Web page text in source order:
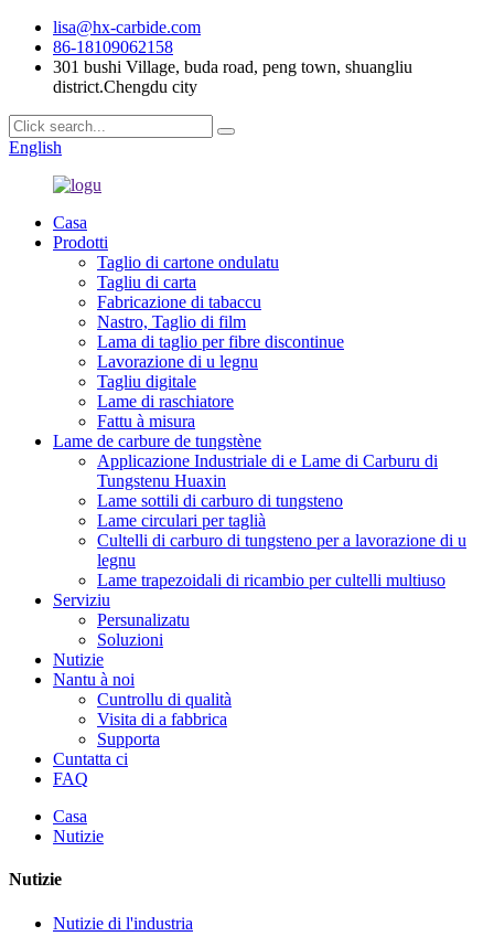
lisa@hx-carbide.com
86-18109062158
301 bushi Village, buda road, peng town, shuangliu
district.Chengdu city
English
Casa
Prodotti
Taglio di cartone ondulatu
Tagliu di carta
Fabricazione di tabaccu
Nastro, Taglio di film
Lama di taglio per fibre discontinue
Lavorazione di u legnu
Tagliu digitale
Lame di raschiatore
Fattu à misura
Lame de carbure de tungstène
Applicazione Industriale di e Lame di Carburu di
Tungstenu Huaxin
Lame sottili di carburo di tungsteno
Lame circulari per taglià
Cultelli di carburo di tungsteno per a lavorazione di u
legnu
Lame trapezoidali di ricambio per cultelli multiuso
Serviziu
Persunalizatu
Soluzioni
Nutizie
Nantu à noi
Cuntrollu di qualità
Visita di a fabbrica
Supporta
Cuntatta ci
FAQ
Casa
Nutizie
Nutizie
Nutizie di l'industria